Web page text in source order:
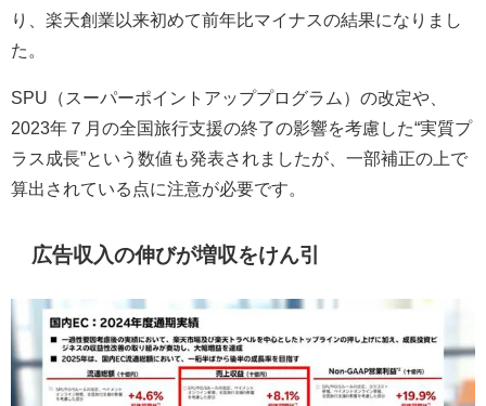
り、楽天創業以来初めて前年比マイナスの結果になりまし
た。
SPU（スーパーポイントアッププログラム）の改定や、
2023年７月の全国旅行支援の終了の影響を考慮した“実質プ
ラス成長”という数値も発表されましたが、一部補正の上で
算出されている点に注意が必要です。
広告収入の伸びが増収をけん引